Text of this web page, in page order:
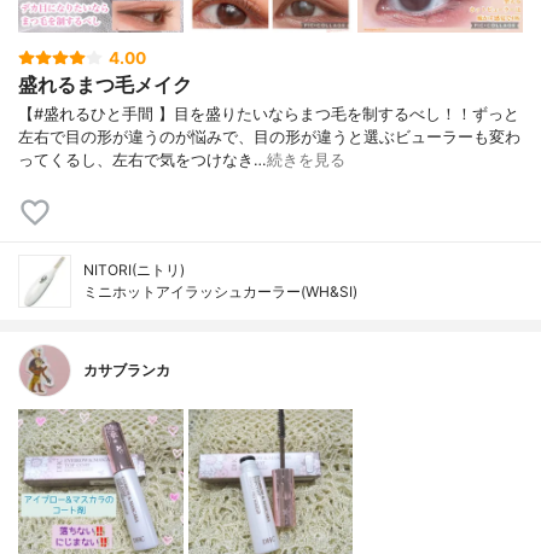
4.00
盛れるまつ毛メイク
【#盛れるひと手間 】目を盛りたいならまつ毛を制するべし！！ずっと
左右で目の形が違うのが悩みで、目の形が違うと選ぶビューラーも変わ
ってくるし、左右で気をつけなき…続きを見る
NITORI(ニトリ)
ミニホットアイラッシュカーラー(WH&SI)
カサブランカ